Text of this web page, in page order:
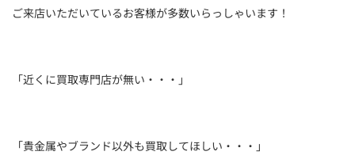
ご来店いただいているお客様が多数いらっしゃいます！
「近くに買取専門店が無い・・・」
「貴金属やブランド以外も買取してほしい・・・」